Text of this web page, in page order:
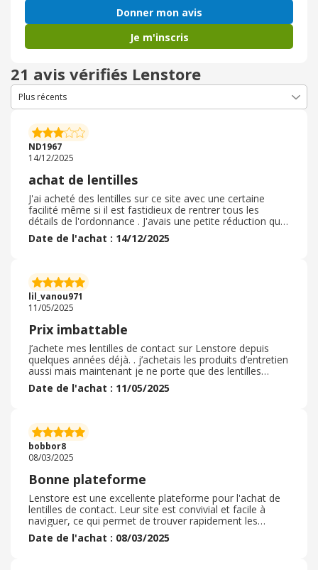
Donner mon avis
Je m'inscris
21 avis vérifiés Lenstore
ND1967
14/12/2025
achat de lentilles
J'ai acheté des lentilles sur ce site avec une certaine
facilité même si il est fastidieux de rentrer tous les
détails de l'ordonnance . J'avais une petite réduction qui
n'est pas négligeable car elles sont faites sur mesure et
assez chères. Heureusement sur ce site la différence de
le délai d'attente pour ce genre de lentilles est de
presqu'un mois. La livraison s'est bien passée. Produit
bien emballé.
Date de l'achat : 14/12/2025
lil_vanou971
11/05/2025
Prix imbattable
J’achete mes lentilles de contact sur Lenstore depuis
quelques années déjà. . j’achetais les produits d’entretien
aussi mais maintenant je ne porte que des lentilles
journalières. J’utilise toujours un code promo et je n’ai
jamais trouvé moins cher ailleurs. Tout est correct je
reçois un mail pour me rappeler de refaire une
commande prochainement. Dommage qu’il n’y ait pas
de programme de fidélité.
Date de l'achat : 11/05/2025
bobbor8
08/03/2025
Bonne plateforme
Lenstore est une excellente plateforme pour l'achat de
lentilles de contact. Leur site est convivial et facile à
naviguer, ce qui permet de trouver rapidement les
produits souhaités. La sélection est vaste, avec des
marques variées et des options adaptées à tous les
Date de l'achat : 08/03/2025